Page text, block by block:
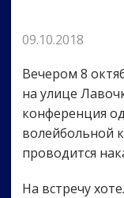
09.10.2018
Вечером 8
на улице
конференция
волейбольной
проводится
На встречу